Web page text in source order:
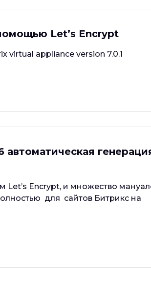
Let’s Encrypt
virtual appliance version 7.0.1
Let’s Encrypt, и множество
для сайтов Битрикс на